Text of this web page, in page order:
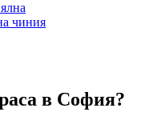
чиния
в София?